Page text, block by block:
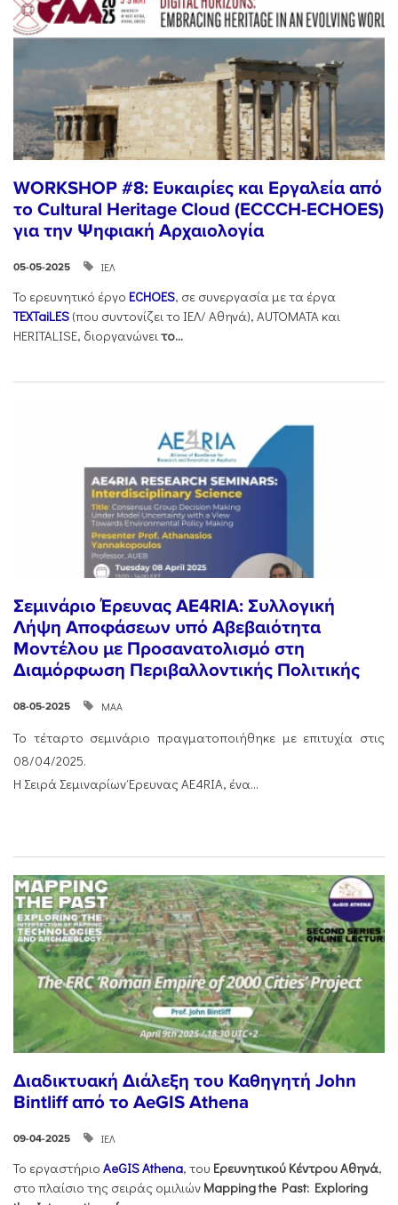
WORKSHOP #8: Ευκαιρίες και Εργαλεία από
το Cultural Heritage Cloud (ECCCH-ECHOES)
για την Ψηφιακή Αρχαιολογία
05-05-2025 ΙΕΛ
Το ερευνητικό έργο ECHOES, σε συνεργασία με τα έργα
TEXTaiLES (που συντονίζει το ΙΕΛ/ Αθηνά), AUTOMATA και
HERITALISE, διοργανώνειτο...
Σεμινάριο Έρευνας AE4RIA: Συλλογική
Λήψη Αποφάσεων υπό Αβεβαιότητα
Μοντέλου με Προσανατολισμό στη
Διαμόρφωση Περιβαλλοντικής Πολιτικής
08-05-2025 ΜΑΑ
Το τέταρτο σεμινάριο πραγματοποιήθηκε με επιτυχία στις
08/04/2025.
Η Σειρά Σεμιναρίων Έρευνας AE4RIA, ένα...
Διαδικτυακή Διάλεξη του Καθηγητή John
Bintliff από το AeGIS Athena
09-04-2025 ΙΕΛ
Το εργαστήριο AeGIS Athena, του Ερευνητικού ΚέντρουΑθηνά,
στο πλαίσιο της σειράς ομιλιών Mapping the Past: Exploring